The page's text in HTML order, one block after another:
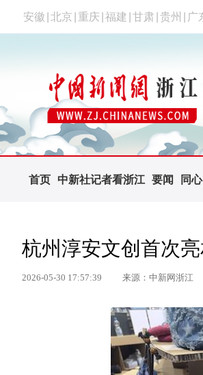
安徽 北京 重庆 福建 甘肃 贵州 广
首页 中新社记者看浙江 要闻 同
杭州淳安文创首次
2026-05-30 17:57:39 来源：中新网浙江